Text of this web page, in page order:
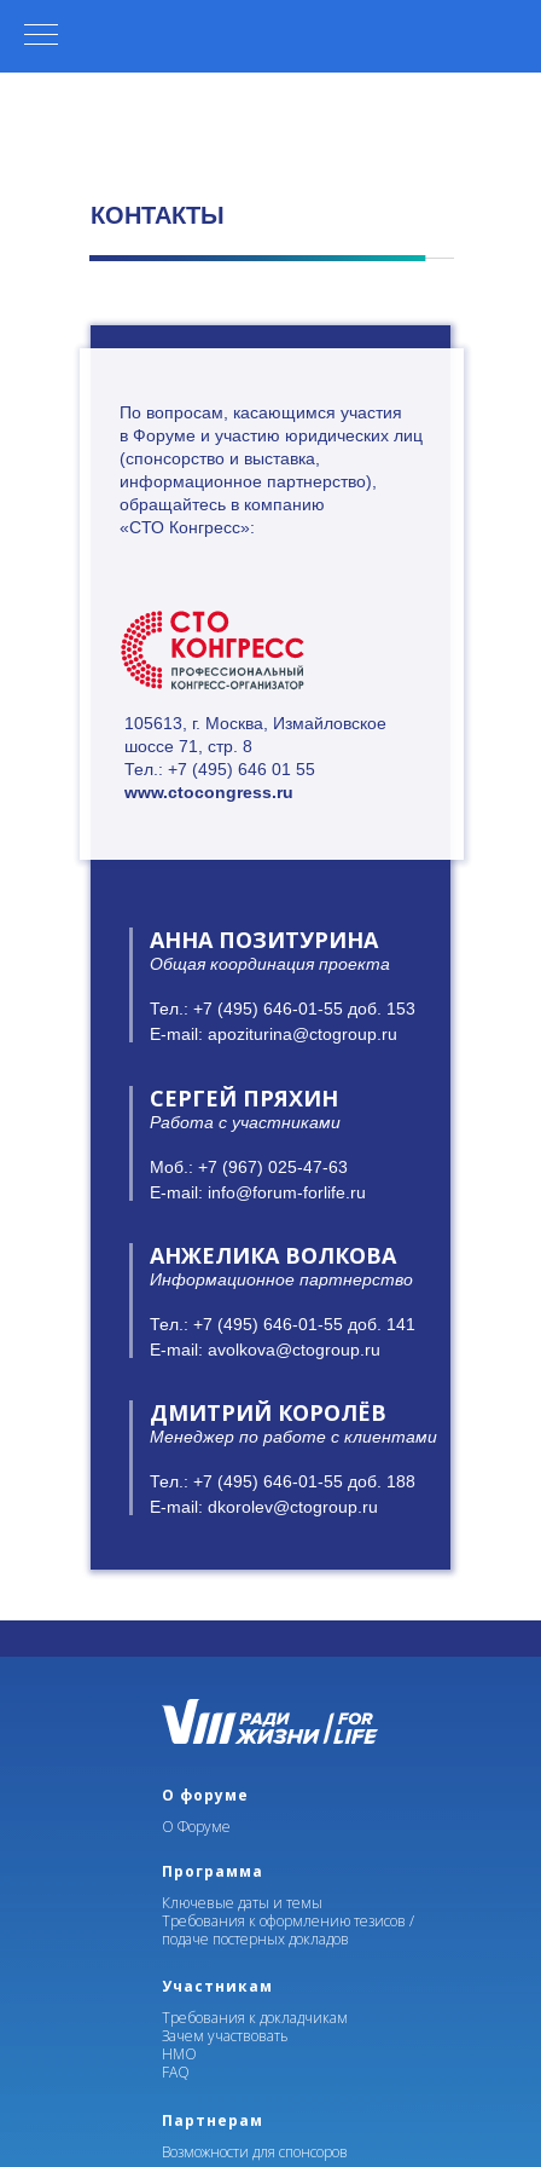
КОНТАКТЫ
АНЖЕЛИКА ВОЛКОВА
Информационное партнерство
Тел.: +7 (495) 646-01-55 доб. 141
E-mail: avolkova@ctogroup.ru
По вопросам, касающимся участия
в Форуме и участию юридических лиц
(спонсорство и выставка,
информационное партнерство),
обращайтесь в компанию
«СТО Конгресс»:
105613, г. Москва, Измайловское
шоссе 71, стр. 8
Тел.: +7 (495) 646 01 55
www.ctocongress.ru
ДМИТРИЙ КОРОЛЁВ
Менеджер по работе с клиентами
Тел.: +7 (495) 646-01-55 доб. 188
E-mail: dkorolev@ctogroup.ru
АННА ПОЗИТУРИНА
Общая координация проекта
Тел.: +7 (495) 646-01-55 доб. 153
E-mail: apoziturina@ctogroup.ru
СЕРГЕЙ ПРЯХИН
Работа с участниками
Моб.: +7 (967) 025-47-63
E-mail: info@forum-forlife.ru
О форуме
О Форуме
Программа
Ключевые даты и темы
Требования к оформлению тезисов /
подаче постерных докладов
Участникам
Требования к докладчикам
Зачем участвовать
НМО
FAQ
Партнерам
Возможности для спонсоров